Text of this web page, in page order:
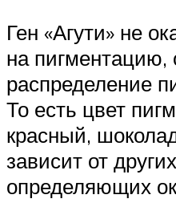
Ген «Агути» не
на пигментацию,
распределение
То есть цвет
красный,
зависит от
определяющих